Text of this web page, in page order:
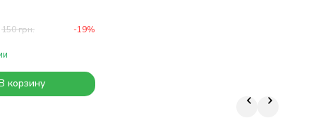
150грн. -19%
корзину